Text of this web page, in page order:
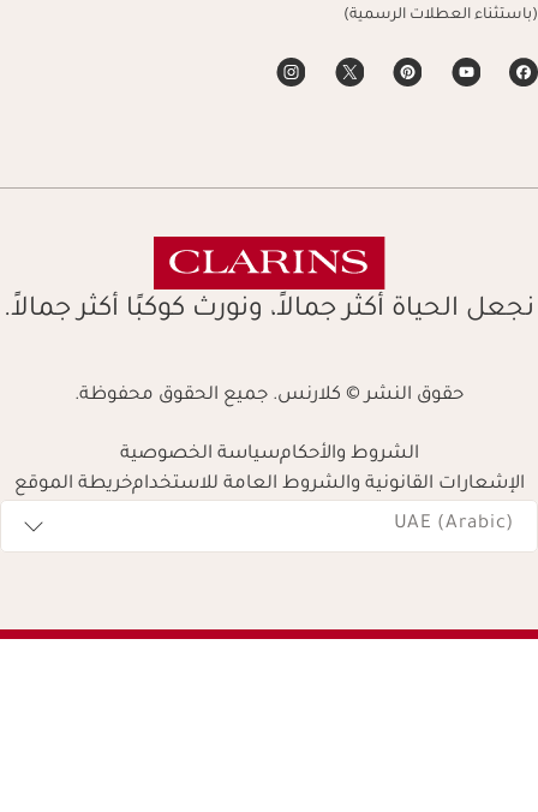
(باستثناء العطلات الرسمية)
نجعل الحياة أكثر جمالاً، ونورث كوكبًا أكثر جمالاً.
حقوق النشر © كلارنس. جميع الحقوق محفوظة.
الشروط والأحكامسياسة الخصوصية
الإشعارات القانونية والشروط العامة للاستخدامخريطة الموقع
UAE (Arabic)